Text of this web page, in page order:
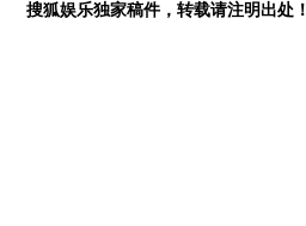
搜狐娱乐独家稿件，转载请注明出处！